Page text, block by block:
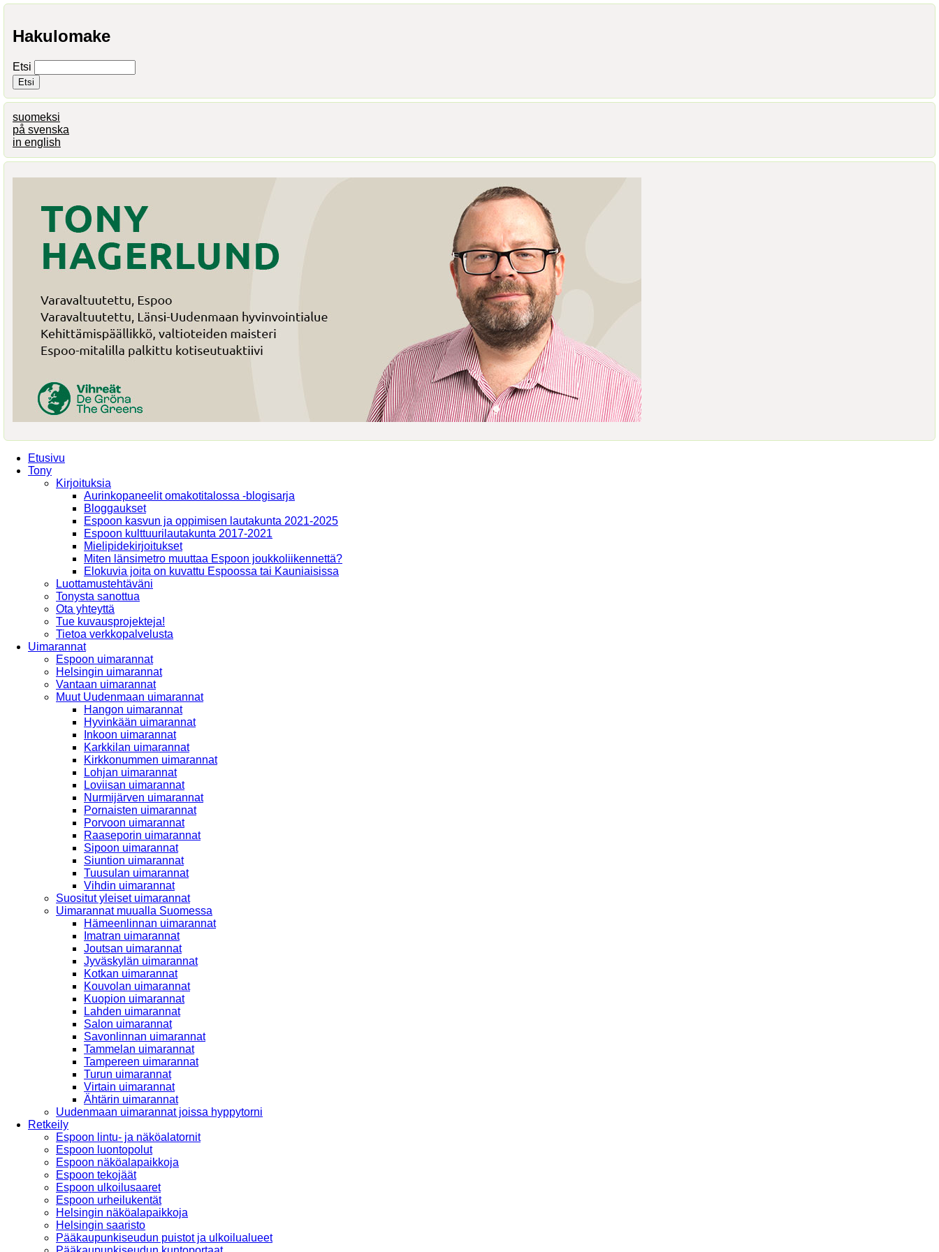
Hakulomake
Etsi
suomeksi
på svenska
in english
Etusivu
Tony
Kirjoituksia
Aurinkopaneelit omakotitalossa -blogisarja
Bloggaukset
Espoon kasvun ja oppimisen lautakunta 2021-2025
Espoon kulttuurilautakunta 2017-2021
Mielipidekirjoitukset
Miten länsimetro muuttaa Espoon joukkoliikennettä?
Elokuvia joita on kuvattu Espoossa tai Kauniaisissa
Luottamustehtäväni
Tonysta sanottua
Ota yhteyttä
Tue kuvausprojekteja!
Tietoa verkkopalvelusta
Uimarannat
Espoon uimarannat
Helsingin uimarannat
Vantaan uimarannat
Muut Uudenmaan uimarannat
Hangon uimarannat
Hyvinkään uimarannat
Inkoon uimarannat
Karkkilan uimarannat
Kirkkonummen uimarannat
Lohjan uimarannat
Loviisan uimarannat
Nurmijärven uimarannat
Pornaisten uimarannat
Porvoon uimarannat
Raaseporin uimarannat
Sipoon uimarannat
Siuntion uimarannat
Tuusulan uimarannat
Vihdin uimarannat
Suositut yleiset uimarannat
Uimarannat muualla Suomessa
Hämeenlinnan uimarannat
Imatran uimarannat
Joutsan uimarannat
Jyväskylän uimarannat
Kotkan uimarannat
Kouvolan uimarannat
Kuopion uimarannat
Lahden uimarannat
Salon uimarannat
Savonlinnan uimarannat
Tammelan uimarannat
Tampereen uimarannat
Turun uimarannat
Virtain uimarannat
Ähtärin uimarannat
Uudenmaan uimarannat joissa hyppytorni
Retkeily
Espoon lintu- ja näköalatornit
Espoon luontopolut
Espoon näköalapaikkoja
Espoon tekojäät
Espoon ulkoilusaaret
Espoon urheilukentät
Helsingin näköalapaikkoja
Helsingin saaristo
Pääkaupunkiseudun puistot ja ulkoilualueet